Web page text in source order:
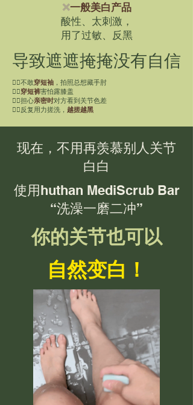
❌一般美白产品
酸性、太刺激，
用了过敏、反黑
导致遮遮掩掩没有自信
👉🏼不敢穿短袖 ，拍照总想藏手肘
👉🏼穿短裤害怕露膝盖
👉🏼担心亲密时对方看到关节色差
👉🏼反复用力搓洗， 越搓越黑
现在，不用再羡慕别人关节
白白
使用huthan MediScrub Bar
“洗澡一磨二冲”
你的关节也可以
自然变白！